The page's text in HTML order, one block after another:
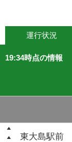
運行状況
19:34時点の情報
東大島駅前